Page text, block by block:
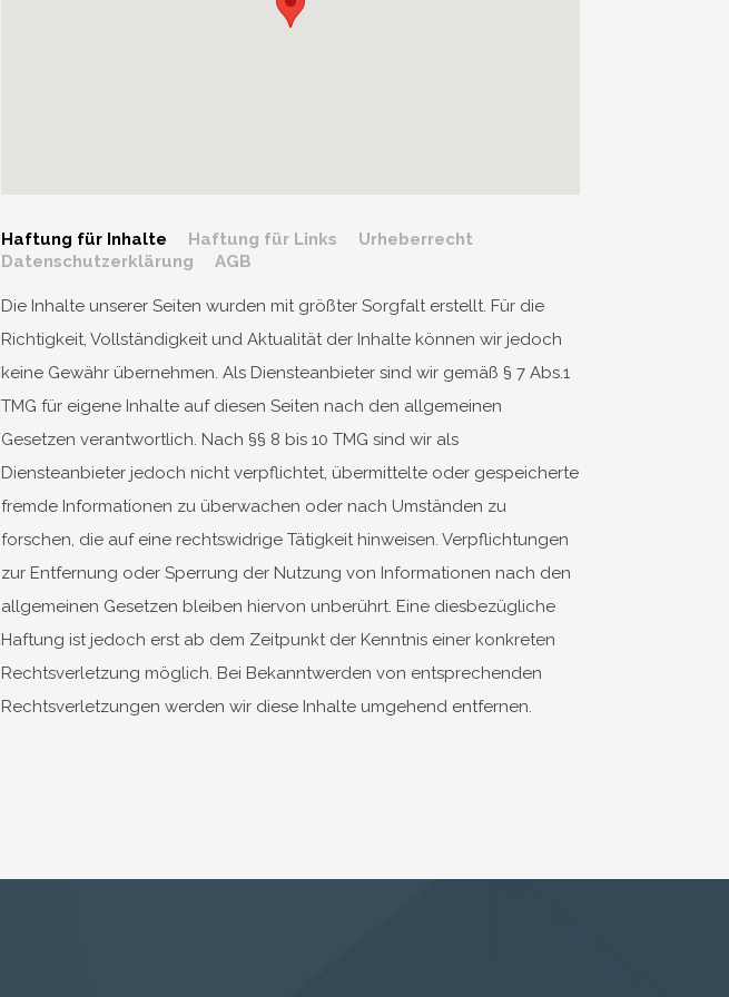
Haftung für Inhalte Haftung für Links
Urheberrecht
Datenschutzerklärung
AGB
Die Inhalte unserer Seiten wurden mit größter Sorgfalt erstellt. Für die
Richtigkeit, Vollständigkeit und Aktualität der Inhalte können wir jedoch
keine Gewähr übernehmen. Als Diensteanbieter sind wir gemäß § 7 Abs.1
TMG für eigene Inhalte auf diesen Seiten nach den allgemeinen
Gesetzen verantwortlich. Nach §§ 8 bis 10 TMG sind wir als
Diensteanbieter jedoch nicht verpflichtet, übermittelte oder gespeicherte
fremde Informationen zu überwachen oder nach Umständen zu
forschen, die auf eine rechtswidrige Tätigkeit hinweisen. Verpflichtungen
zur Entfernung oder Sperrung der Nutzung von Informationen nach den
allgemeinen Gesetzen bleiben hiervon unberührt. Eine diesbezügliche
Haftung ist jedoch erst ab dem Zeitpunkt der Kenntnis einer konkreten
Rechtsverletzung möglich. Bei Bekanntwerden von entsprechenden
Rechtsverletzungen werden wir diese Inhalte umgehend entfernen.